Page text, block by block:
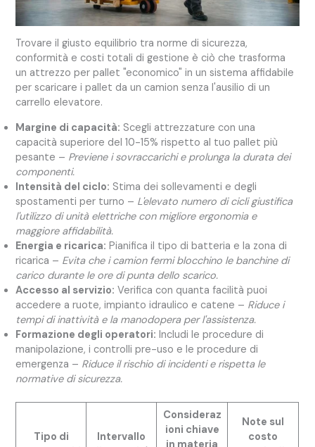
Trovare il giusto equilibrio tra norme di sicurezza,
conformità e costi totali di gestione è ciò che trasforma
un attrezzo per pallet "economico" in un sistema affidabile
per scaricare i pallet da un camion senza l'ausilio di un
carrello elevatore.
Margine di capacità: Scegli attrezzature con una
capacità superiore del 10-15% rispetto al tuo pallet più
pesante – Previene i sovraccarichi e prolunga la durata dei
componenti.
Intensità del ciclo: Stima dei sollevamenti e degli
spostamenti per turno – L'elevato numero di cicli giustifica
l'utilizzo di unità elettriche con migliore ergonomia e
maggiore affidabilità.
Energia e ricarica: Pianifica il tipo di batteria e la zona di
ricarica – Evita che i camion fermi blocchino le banchine di
carico durante le ore di punta dello scarico.
Accesso al servizio: Verifica con quanta facilità puoi
accedere a ruote, impianto idraulico e catene – Riduce i
tempi di inattività e la manodopera per l'assistenza.
Formazione degli operatori: Includi le procedure di
manipolazione, i controlli pre-uso e le procedure di
emergenza – Riduce il rischio di incidenti e rispetta le
normative di sicurezza.
Tipo di
Intervallo
Consideraz
ioni chiave
Note sul
costo